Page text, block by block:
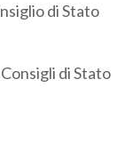
di Stato
di Stato